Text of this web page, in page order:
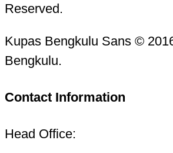
Reserved.
Kupas Bengkulu Sans ©
Bengkulu.
Contact Information
Head Office: